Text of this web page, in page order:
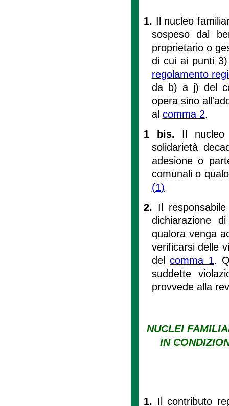
1. Il nucleo
sospeso dal
proprietario o
di cui ai punti
regolamento
da b) a j) del
opera sino
al comma 2.
1 bis. Il nucleo
solidarietà
adesione o
comunali o
(1)
2. Il
dichiarazione
qualora venga
verificarsi delle
delcomma 1.
suddette
provvede alla
NUCLEI
IN
1. Il contributo